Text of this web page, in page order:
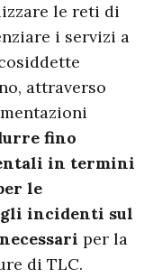
le reti di
i servizi a
attraverso
fino
in termini
le
gli incidenti sul
per la
di TLC.